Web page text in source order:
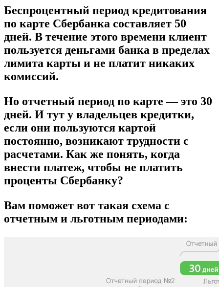
Беспроцентный период кредитования
по карте Сбербанка составляет 50
дней. В течение этого времени клиент
пользуется деньгами банка в пределах
лимита карты и не платит никаких
комиссий.
Но отчетный период по карте — это 30
дней. И тут у владельцев кредитки,
если они пользуются картой
постоянно, возникают трудности с
расчетами. Как же понять, когда
внести платеж, чтобы не платить
проценты Сбербанку?
Вам поможет вот такая схема с
отчетным и льготным периодами: